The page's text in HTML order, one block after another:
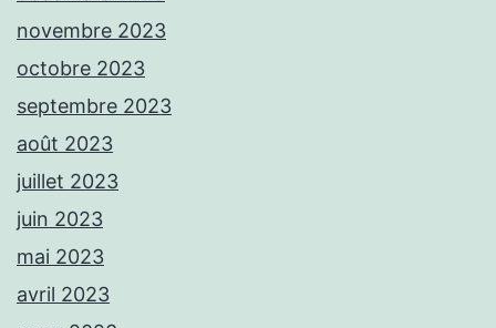
novembre 2023
octobre 2023
septembre 2023
août 2023
juillet 2023
juin 2023
mai 2023
avril 2023